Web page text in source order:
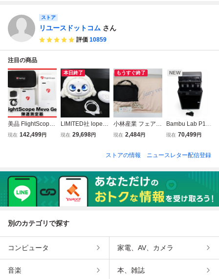
ストア
リユースドットコム さん
評価 10859
注目の商品
美品 FlightScope
Mevo Gen2 弾道
現在 142,499円
本日終了
LIMITED社 lopeto
ロペット ペットロ
現在 29,698円
もうすぐ終了
小林産業 フェアリ
ーヴェール ジェッ
浴 遠赤外線マット
現在 2,484円
NEW
Bambu Lab P1S
Combo AMS付き
現在 70,499円
ストアの情報 ニュースレター配信登録
別のカテゴリで探す
コンピュータ 家電、AV、カメラ
音楽 本、雑誌